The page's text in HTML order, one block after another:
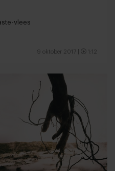
vlees
9 oktober 2017 1:12